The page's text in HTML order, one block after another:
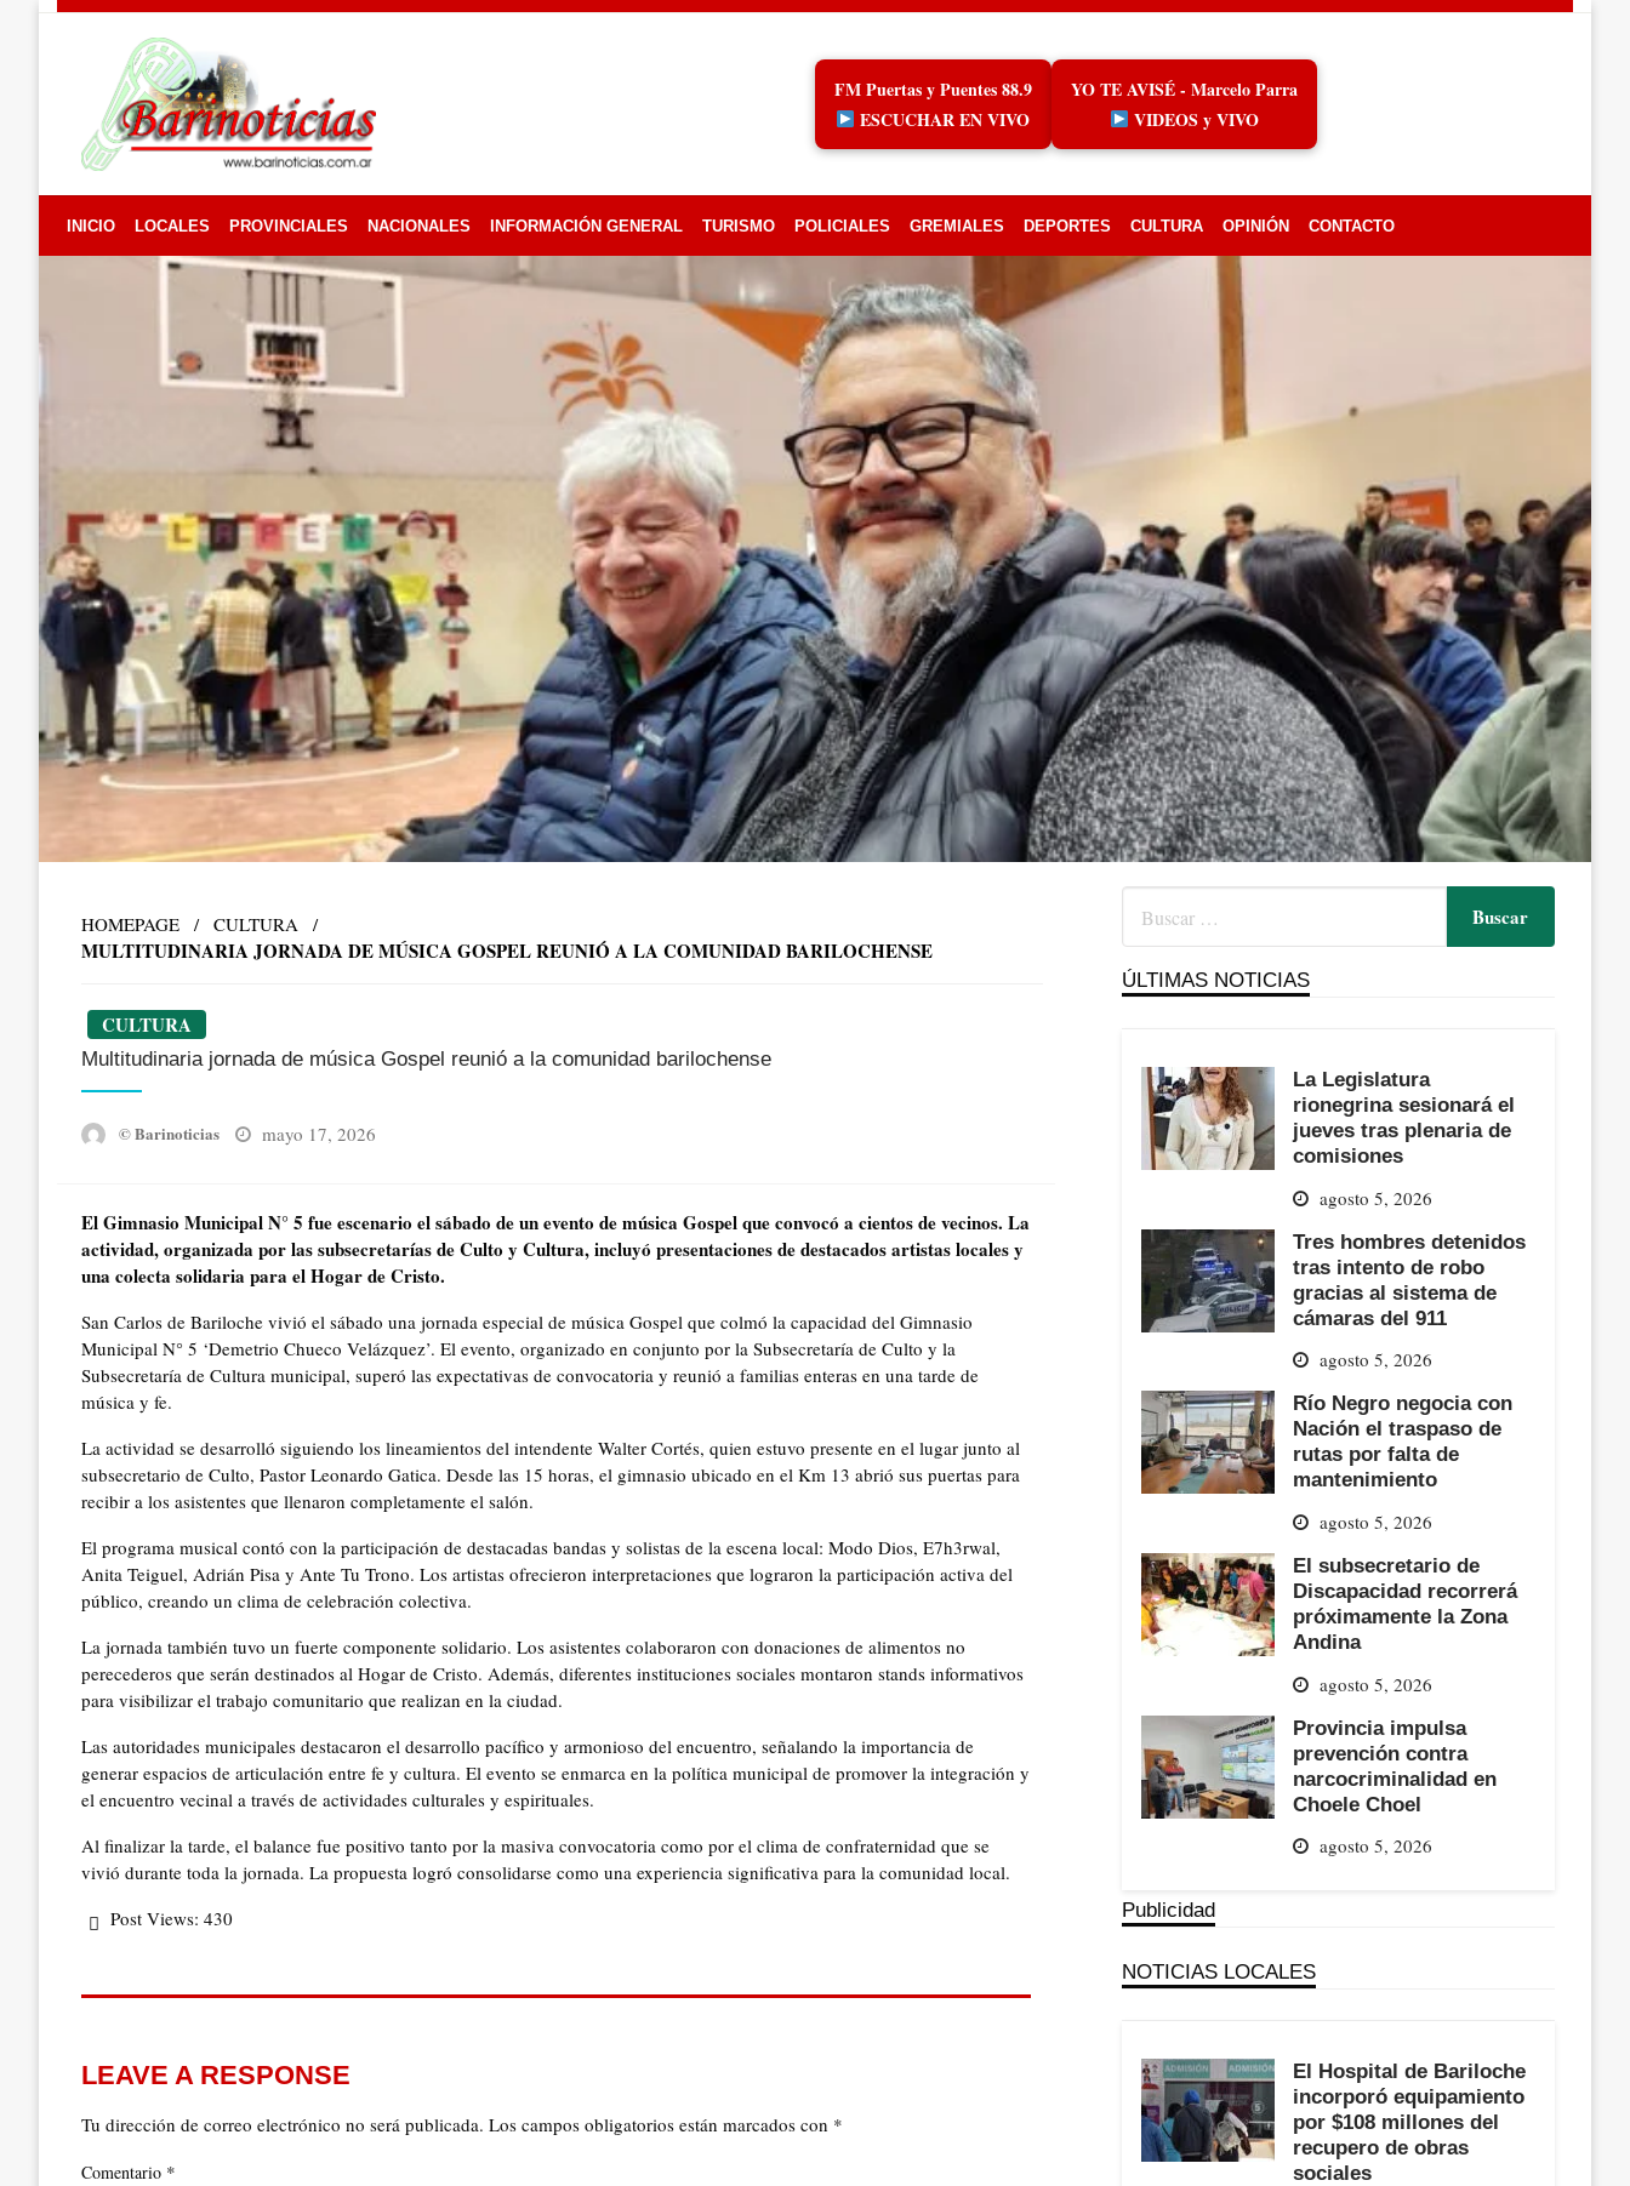
FM Puertas y Puentes 88.9
ESCUCHAR EN VIVO
YO TE AVISÉ - Marcelo Parra
VIDEOS y VIVO
INICIO LOCALES PROVINCIALES NACIONALES INFORMACIÓN GENERAL TURISMO POLICIALES GREMIALES DEPORTES CULTURA OPINIÓN CONTACTO
HOMEPAGE CULTURA
MULTITUDINARIA JORNADA DE MÚSICA GOSPEL REUNIÓ A LA COMUNIDAD BARILOCHENSE
CULTURA
Multitudinaria jornada de música Gospel reunió a la comunidad barilochense
© Barinoticias
Posted
mayo 17, 2026
El Gimnasio Municipal N° 5 fue escenario el sábado de un evento de música Gospel que convocó a cientos de vecinos. La
actividad, organizada por las subsecretarías de Culto y Cultura, incluyó presentaciones de destacados artistas locales y
una colecta solidaria para el Hogar de Cristo.
San Carlos de Bariloche vivió el sábado una jornada especial de música Gospel que colmó la capacidad del Gimnasio
Municipal N° 5 ‘Demetrio Chueco Velázquez’. El evento, organizado en conjunto por la Subsecretaría de Culto y la
Subsecretaría de Cultura municipal, superó las expectativas de convocatoria y reunió a familias enteras en una tarde de
música y fe.
La actividad se desarrolló siguiendo los lineamientos del intendente Walter Cortés, quien estuvo presente en el lugar junto al
subsecretario de Culto, Pastor Leonardo Gatica. Desde las 15 horas, el gimnasio ubicado en el Km 13 abrió sus puertas para
recibir a los asistentes que llenaron completamente el salón.
El programa musical contó con la participación de destacadas bandas y solistas de la escena local: Modo Dios, E7h3rwal,
Anita Teiguel, Adrián Pisa y Ante Tu Trono. Los artistas ofrecieron interpretaciones que lograron la participación activa del
público, creando un clima de celebración colectiva.
La jornada también tuvo un fuerte componente solidario. Los asistentes colaboraron con donaciones de alimentos no
perecederos que serán destinados al Hogar de Cristo. Además, diferentes instituciones sociales montaron stands informativos
para visibilizar el trabajo comunitario que realizan en la ciudad.
Las autoridades municipales destacaron el desarrollo pacífico y armonioso del encuentro, señalando la importancia de
generar espacios de articulación entre fe y cultura. El evento se enmarca en la política municipal de promover la integración y
el encuentro vecinal a través de actividades culturales y espirituales.
Al finalizar la tarde, el balance fue positivo tanto por la masiva convocatoria como por el clima de confraternidad que se
vivió durante toda la jornada. La propuesta logró consolidarse como una experiencia significativa para la comunidad local.
Post Views: 430
LEAVE A RESPONSE
Tu dirección de correo electrónico no será publicada. Los campos obligatorios están marcados con *
Comentario *
ÚLTIMAS NOTICIAS
La Legislatura
rionegrina sesionará el
jueves tras plenaria de
comisiones
agosto 5, 2026
Tres hombres detenidos
tras intento de robo
gracias al sistema de
cámaras del 911
agosto 5, 2026
Río Negro negocia con
Nación el traspaso de
rutas por falta de
mantenimiento
agosto 5, 2026
El subsecretario de
Discapacidad recorrerá
próximamente la Zona
Andina
agosto 5, 2026
Provincia impulsa
prevención contra
narcocriminalidad en
Choele Choel
agosto 5, 2026
Publicidad
NOTICIAS LOCALES
El Hospital de Bariloche
incorporó equipamiento
por $108 millones del
recupero de obras
sociales